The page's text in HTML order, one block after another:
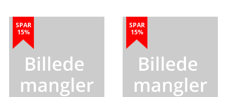
SPAR
15%
SPAR
15%